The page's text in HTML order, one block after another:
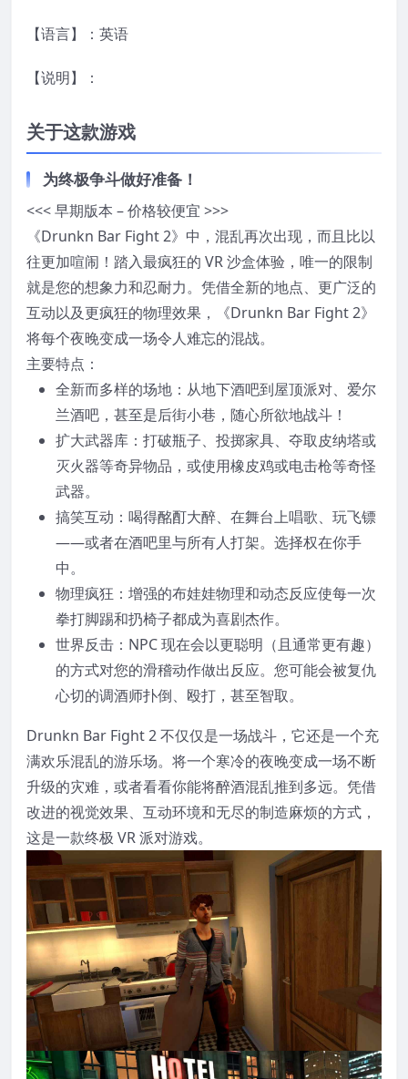
【语言】：英语
【说明】：
关于这款游戏
为终极争斗做好准备！
<<< 早期版本 – 价格较便宜 >>>
《Drunkn Bar Fight 2》中，混乱再次出现，而且比以
往更加喧闹！踏入最疯狂的 VR 沙盒体验，唯一的限制
就是您的想象力和忍耐力。凭借全新的地点、更广泛的
互动以及更疯狂的物理效果，《Drunkn Bar Fight 2》
将每个夜晚变成一场令人难忘的混战。
主要特点：
全新而多样的场地：从地下酒吧到屋顶派对、爱尔
兰酒吧，甚至是后街小巷，随心所欲地战斗！
扩大武器库：打破瓶子、投掷家具、夺取皮纳塔或
灭火器等奇异物品，或使用橡皮鸡或电击枪等奇怪
武器。
搞笑互动：喝得酩酊大醉、在舞台上唱歌、玩飞镖
——或者在酒吧里与所有人打架。选择权在你手
中。
物理疯狂：增强的布娃娃物理和动态反应使每一次
拳打脚踢和扔椅子都成为喜剧杰作。
世界反击：NPC 现在会以更聪明（且通常更有趣）
的方式对您的滑稽动作做出反应。您可能会被复仇
心切的调酒师扑倒、殴打，甚至智取。
Drunkn Bar Fight 2 不仅仅是一场战斗，它还是一个充
满欢乐混乱的游乐场。将一个寒冷的夜晚变成一场不断
升级的灾难，或者看看你能将醉酒混乱推到多远。凭借
改进的视觉效果、互动环境和无尽的制造麻烦的方式，
这是一款终极 VR 派对游戏。